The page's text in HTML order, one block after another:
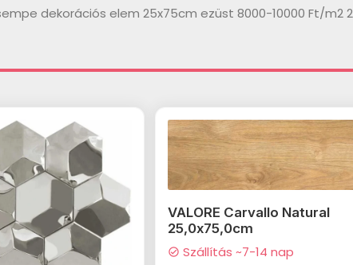
dekorációs elem 25x75cm ezüst 8000-10000 Ft/m2
VALORE Carvallo Natural
25,0x75,0cm
check_circle Szállítás ~7-14 nap